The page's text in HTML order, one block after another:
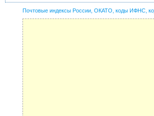
Почтовые индексы России, ОКАТО, коды ИФНС,